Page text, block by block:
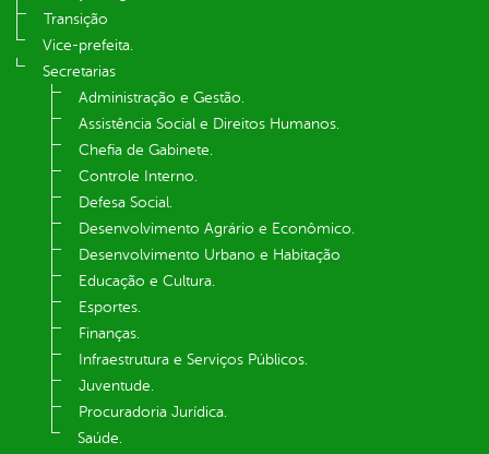
Transição
Vice-prefeita.
Secretarias
Administração e Gestão.
Assistência Social e Direitos Humanos.
Chefia de Gabinete.
Controle Interno.
Defesa Social.
Desenvolvimento Agrário e Econômico.
Desenvolvimento Urbano e Habitação
Educação e Cultura.
Esportes.
Finanças.
Infraestrutura e Serviços Públicos.
Juventude.
Procuradoria Jurídica.
Saúde.